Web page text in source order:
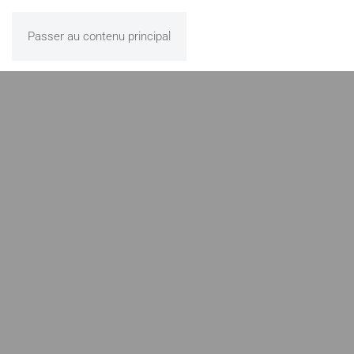
Passer au contenu principal